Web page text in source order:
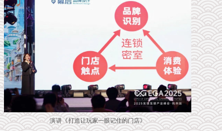
演讲《打造让玩家一眼记住的门店》